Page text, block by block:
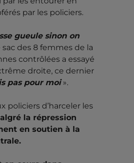
par les policiers.
gueule sinon on
des 8 femmes de la
contrôlées a essayé
droite, ce dernier
pas pour moi».
policiers d’harceler les
la répression
en soutien à la